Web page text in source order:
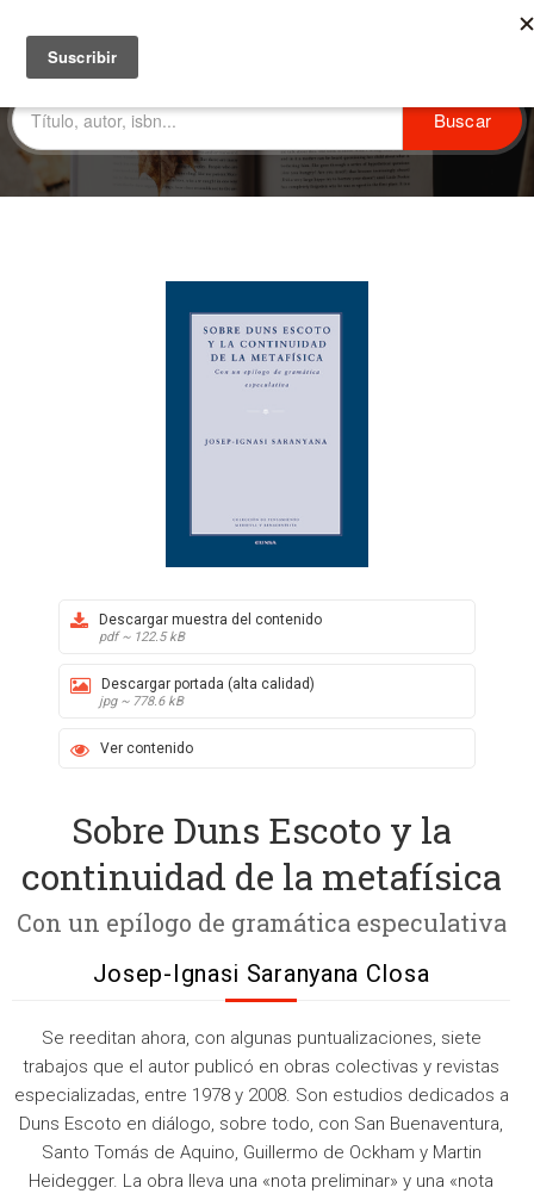
Descargar muestra del contenido
pdf ~ 122.5 kB
Descargar portada (alta calidad)
jpg ~ 778.6 kB
Ver contenido
Sobre Duns Escoto y la
continuidad de la metafísica
Con un epílogo de gramática especulativa
Josep-Ignasi Saranyana Closa
Se reeditan ahora, con algunas puntualizaciones, siete
trabajos que el autor publicó en obras colectivas y revistas
especializadas, entre 1978 y 2008. Son estudios dedicados a
Duns Escoto en diálogo, sobre todo, con San Buenaventura,
Santo Tomás de Aquino, Guillermo de Ockham y Martin
Heidegger. La obra lleva una «nota preliminar» y una «nota